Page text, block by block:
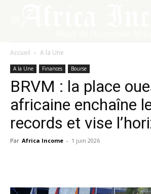
Accueil A la Une
A la Une Finances Bourse
BRVM : la place
africaine enchaîne
records et vise
Par Africa Income - 1 juin 2026